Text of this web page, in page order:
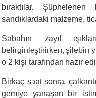
bıraktılar.
sandıklardaki malzeme,
Sabahın zayıf
belirginleştirirken, şilebin
o 2 kişi tarafından hazır
Birkaç saat sonra,
gemiye yanaşan bir